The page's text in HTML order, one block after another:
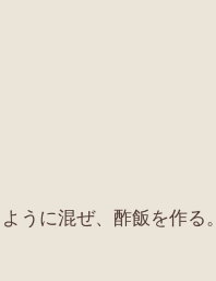
うに混ぜ、酢飯を作る。